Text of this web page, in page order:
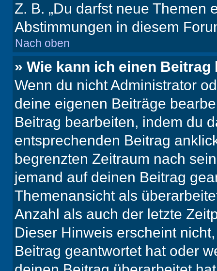
Z. B. „Du darfst neue Themen
Abstimmungen in diesem
Nach oben
» Wie kann ich einen
Wenn du nicht Administrator
deine eigenen Beiträge
Beitrag bearbeiten, indem du
entsprechenden Beitrag
begrenzten Zeitraum nach
jemand auf deinen Beitrag
Themenansicht als
Anzahl als auch der letzte
Dieser Hinweis erscheint
Beitrag geantwortet hat oder